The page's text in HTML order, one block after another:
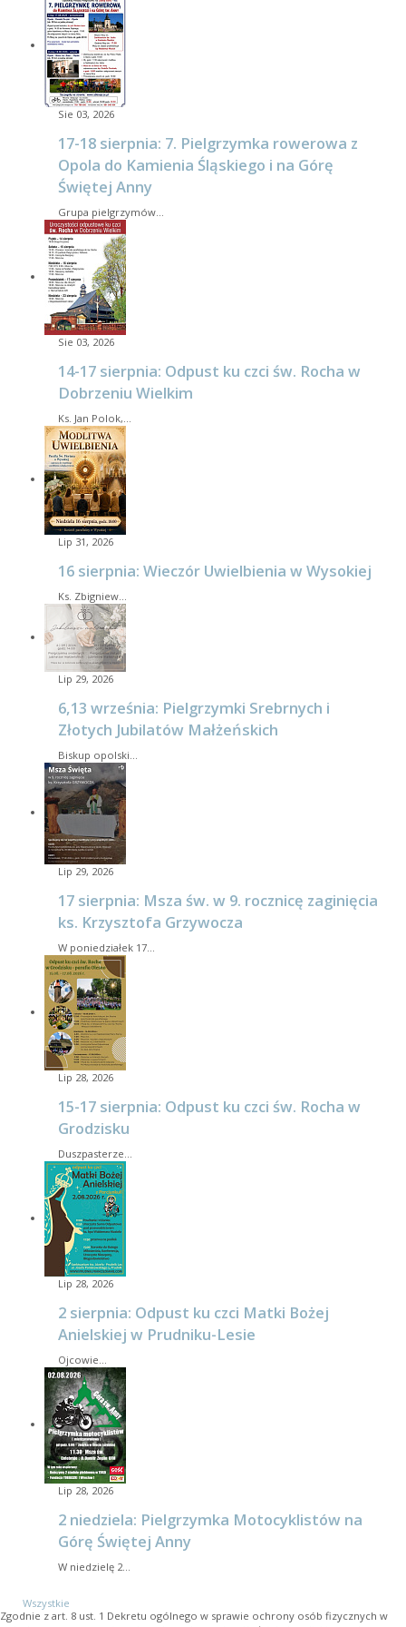
Sie 03, 2026
17-18 sierpnia: 7. Pielgrzymka rowerowa z
Opola do Kamienia Śląskiego i na Górę
Świętej Anny
Grupa pielgrzymów…
Sie 03, 2026
14-17 sierpnia: Odpust ku czci św. Rocha w
Dobrzeniu Wielkim
Ks. Jan Polok,…
Lip 31, 2026
16 sierpnia: Wieczór Uwielbienia w Wysokiej
Ks. Zbigniew…
Lip 29, 2026
6,13 września: Pielgrzymki Srebrnych i
Złotych Jubilatów Małżeńskich
Biskup opolski…
Lip 29, 2026
17 sierpnia: Msza św. w 9. rocznicę zaginięcia
ks. Krzysztofa Grzywocza
W poniedziałek 17…
Lip 28, 2026
15-17 sierpnia: Odpust ku czci św. Rocha w
Grodzisku
Duszpasterze…
Lip 28, 2026
2 sierpnia: Odpust ku czci Matki Bożej
Anielskiej w Prudniku-Lesie
Ojcowie…
Lip 28, 2026
2 niedziela: Pielgrzymka Motocyklistów na
Górę Świętej Anny
W niedzielę 2…
Wszystkie
Zgodnie z art. 8 ust. 1 Dekretu ogólnego w sprawie ochrony osób fizycznych w